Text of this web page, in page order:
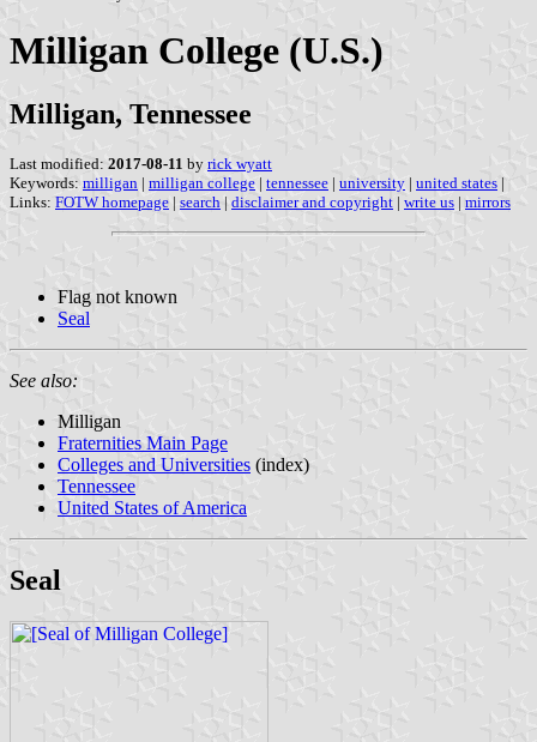
Milligan College (U.S.)
Milligan, Tennessee
Last modified: 2017-08-11 by rick wyatt
Keywords: milligan | milligan college | tennessee | university | united states |
Links: FOTW homepage | search | disclaimer and copyright | write us | mirrors
Flag not known
Seal
See also:
Milligan
Fraternities Main Page
Colleges and Universities (index)
Tennessee
United States of America
Seal